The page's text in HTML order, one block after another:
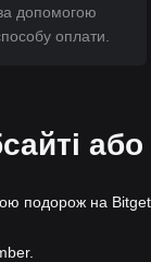
допомогою
оплати.
подорож на Bitget.